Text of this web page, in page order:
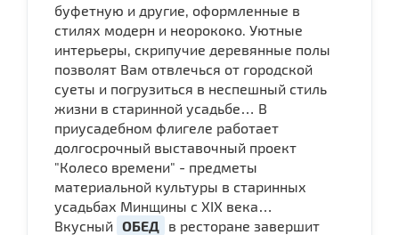
буфетную и другие, оформленные в
стилях модерн и неорококо. Уютные
интерьеры, скрипучие деревянные полы
позволят Вам отвлечься от городской
суеты и погрузиться в неспешный стиль
жизни в старинной усадьбе… В
приусадебном флигеле работает
долгосрочный выставочный проект
"Колесо времени" - предметы
материальной культуры в старинных
усадьбах Минщины с XIX века…
Вкусный ОБЕД
в ресторане завершит